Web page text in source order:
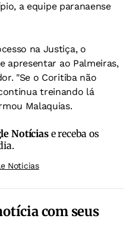
a equipe paranaense
na Justiça, o
apresentar ao Palmeiras,
"Se o Coritiba não
treinando lá
Malaquias.
Notíciase receba os
Noticias
com seus